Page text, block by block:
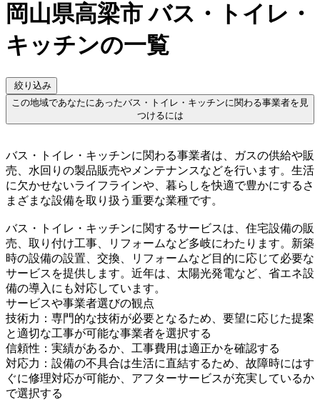
岡山県高梁市 バス・トイレ・
キッチンの一覧
絞り込み
この地域であなたにあったバス・トイレ・キッチンに関わる事業者を見
つけるには
バス・トイレ・キッチンに関わる事業者は、ガスの供給や販
売、水回りの製品販売やメンテナンスなどを行います。生活
に欠かせないライフラインや、暮らしを快適で豊かにするさ
まざまな設備を取り扱う重要な業種です。
バス・トイレ・キッチンに関するサービスは、住宅設備の販
売、取り付け工事、リフォームなど多岐にわたります。新築
時の設備の設置、交換、リフォームなど目的に応じて必要な
サービスを提供します。近年は、太陽光発電など、省エネ設
備の導入にも対応しています。
サービスや事業者選びの観点
技術力：専門的な技術が必要となるため、要望に応じた提案
と適切な工事が可能な事業者を選択する
信頼性：実績があるか、工事費用は適正かを確認する
対応力：設備の不具合は生活に直結するため、故障時にはす
ぐに修理対応が可能か、アフターサービスが充実しているか
で選択する